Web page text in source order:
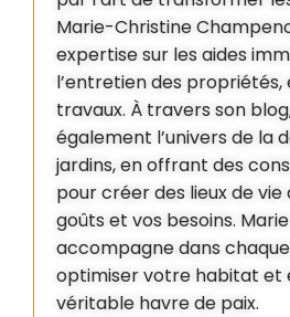
Marie-Christine
expertise sur les aides
l’entretien des
travaux. À travers son
également l’univers de la
jardins, en offrant des
pour créer des lieux de
goûts et vos besoins.
accompagne dans
optimiser votre habitat et
véritable havre de paix.